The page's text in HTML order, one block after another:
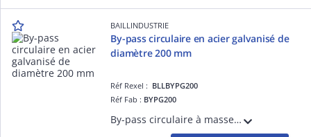
BAILLINDUSTRIE
By-pass circulaire en acier galvanisé de
diamètre 200 mm
Réf Rexel : BLLBYPG200
Réf Fab : BYPG200
By-pass circulaire à masselotte réglable en acier galvanisé de diamètre 200 mm